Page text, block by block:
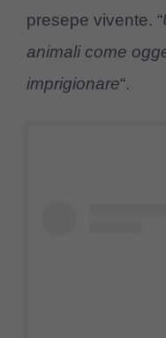
presepe vivente. “
animali come
imprigionare“.